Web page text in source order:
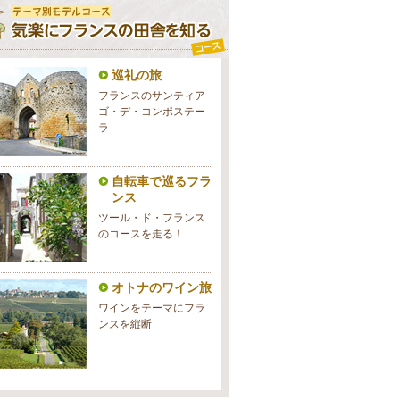
巡礼の旅
フランスのサンティア
ゴ・デ・コンポステー
ラ
自転車で巡るフラ
ンス
ツール・ド・フランス
のコースを走る！
オトナのワイン旅
ワインをテーマにフラ
ンスを縦断